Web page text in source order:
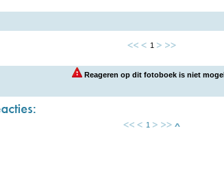
1
Reageren op dit fotoboek is niet
1